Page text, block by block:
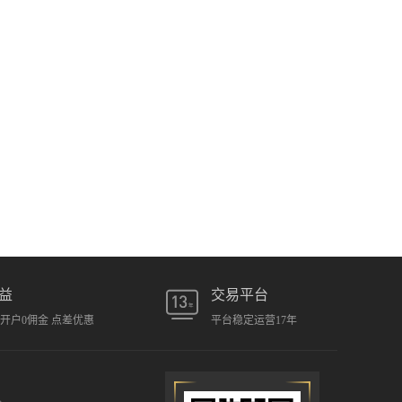
户0佣金 点差优惠
交易平台
平台稳定运营17年